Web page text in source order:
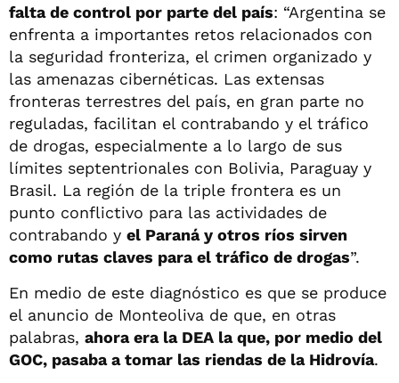
falta de control por parte del país: “Argentina se
enfrenta a importantes retos relacionados con
la seguridad fronteriza, el crimen organizado y
las amenazas cibernéticas. Las extensas
fronteras terrestres del país, en gran parte no
reguladas, facilitan el contrabando y el tráfico
de drogas, especialmente a lo largo de sus
límites septentrionales con Bolivia, Paraguay y
Brasil. La región de la triple frontera es un
punto conflictivo para las actividades de
contrabando y el Paraná y otros ríos sirven
como rutas claves para el tráfico de drogas”.
En medio de este diagnóstico es que se produce
el anuncio de Monteoliva de que, en otras
palabras, ahora era la DEA la que, por medio del
GOC, pasaba a tomar las riendas de la Hidrovía.